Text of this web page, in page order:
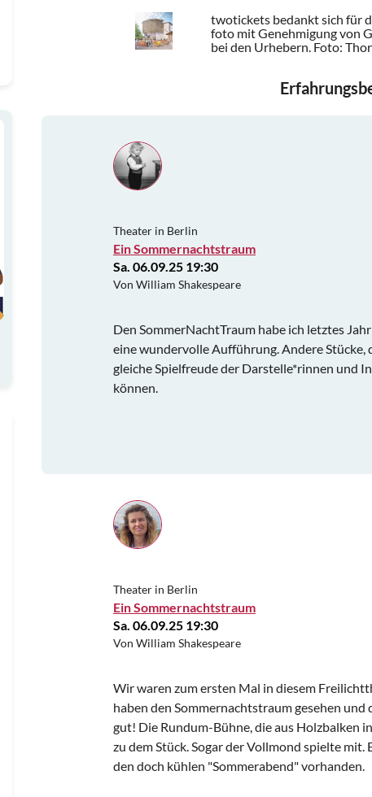
twotickets bedankt sich für
foto mit Genehmigung von
bei den Urhebern. Foto:
Theater in Berlin
Ein Sommernachtstraum
Sa. 06.09.25 19:30
Von William Shakespeare
Den SommerNachtTraum habe ich letztes
eine wundervolle Aufführung. Andere Stücke,
gleiche Spielfreude der Darstelle*rinnen und
können.
Theater in Berlin
Ein Sommernachtstraum
Sa. 06.09.25 19:30
Von William Shakespeare
Wir waren zum ersten Mal in diesem
haben den Sommernachtstraum gesehen
gut! Die Rundum-Bühne, die aus Holzbalken
zu dem Stück. Sogar der Vollmond spielte mit.
den doch kühlen "Sommerabend" vorhanden.